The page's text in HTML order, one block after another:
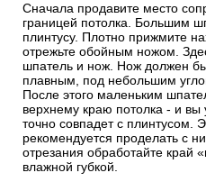
Сначала продавите место
границей потолка. Большим
плинтусу. Плотно прижмите
отрежьте обойным ножом.
шпатель и нож. Нож должен
плавным, под небольшим
После этого маленьким
верхнему краю потолка - и вы
точно совпадет с плинтусом.
рекомендуется проделать с
отрезания обработайте край
влажной губкой.